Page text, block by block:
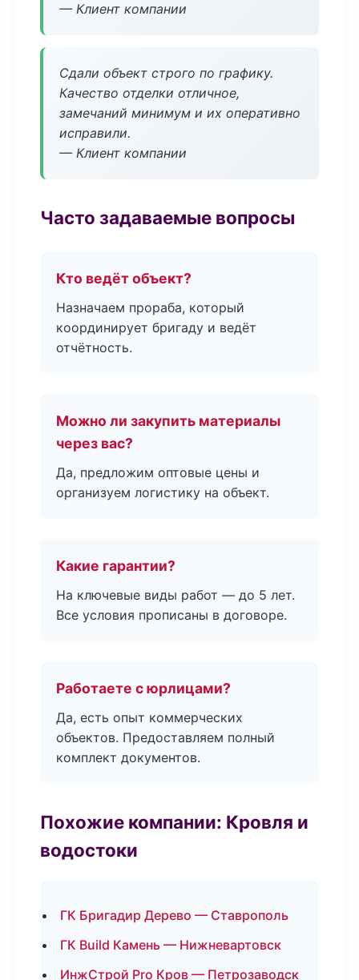
— Клиент компании
Сдали объект строго по графику.
Качество отделки отличное,
замечаний минимум и их оперативно
исправили.
— Клиент компании
Часто задаваемые вопросы
Кто ведёт объект?
Назначаем прораба, который
координирует бригаду и ведёт
отчётность.
Можно ли закупить материалы
через вас?
Да, предложим оптовые цены и
организуем логистику на объект.
Какие гарантии?
На ключевые виды работ — до 5 лет.
Все условия прописаны в договоре.
Работаете с юрлицами?
Да, есть опыт коммерческих
объектов. Предоставляем полный
комплект документов.
Похожие компании: Кровля и
водостоки
ГК Бригадир Дерево — Ставрополь
ГК Build Камень — Нижневартовск
ИнжСтрой Pro Кров — Петрозаводск